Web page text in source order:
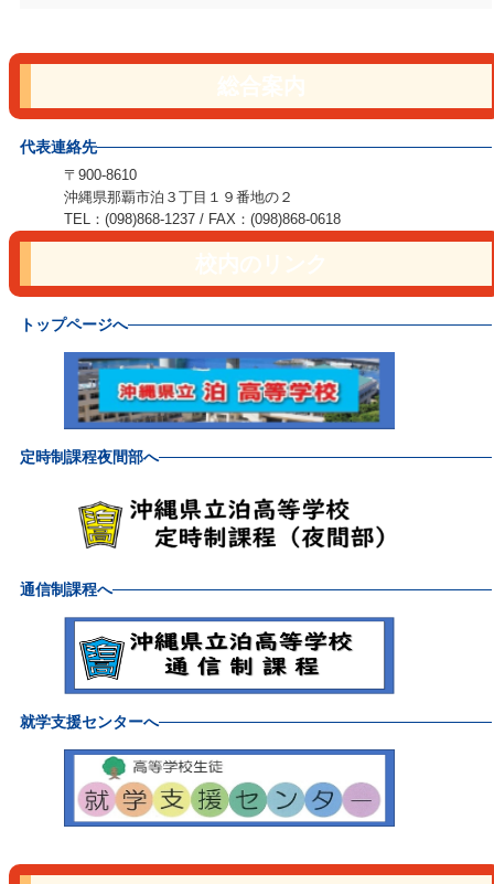
代表連絡先
〒900-8610
沖縄県那覇市泊３丁目１９番地の２
TEL：(098)868-1237 / FAX：(098)868-0618
トップページへ
定時制課程夜間部へ
通信制課程へ
就学支援センターへ